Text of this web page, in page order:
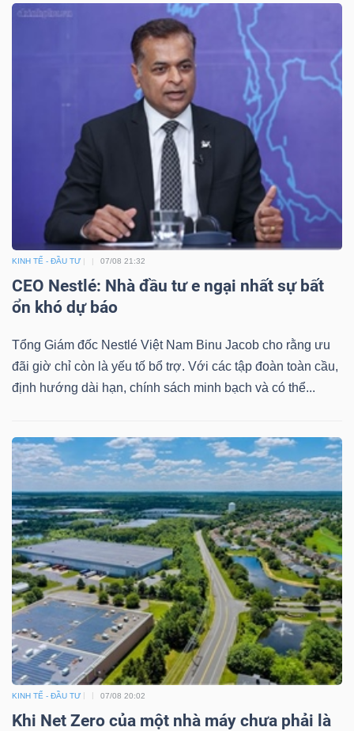
KINH TẾ - ĐẦU TƯ 07/08 21:32
CEO Nestlé: Nhà đầu tư e ngại nhất sự bất
ổn khó dự báo
Tổng Giám đốc Nestlé Việt Nam Binu Jacob cho rằng ưu
đãi giờ chỉ còn là yếu tố bổ trợ. Với các tập đoàn toàn cầu,
định hướng dài hạn, chính sách minh bạch và có thể...
KINH TẾ - ĐẦU TƯ 07/08 20:02
Khi Net Zero của một nhà máy chưa phải là